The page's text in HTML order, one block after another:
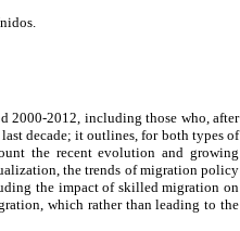
2000-2012, including those who, after
decade; it outlines, for both types of
the recent evolution and growing
the trends of migration policy
the impact of skilled migration on
which rather than leading to the